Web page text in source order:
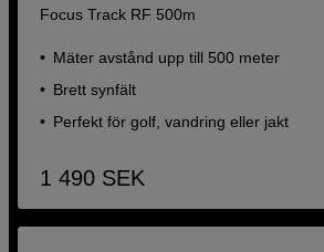
Focus Track RF 500m
Mäter avstånd upp till 500 meter
Brett synfält
Perfekt för golf, vandring eller jakt
1 490 SEK